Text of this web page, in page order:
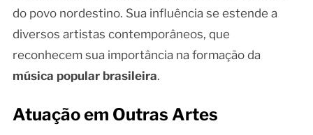
do povo nordestino. Sua influência se estende a
diversos artistas contemporâneos, que
reconhecem sua importância na formação da
música popular brasileira.
Atuação em Outras Artes